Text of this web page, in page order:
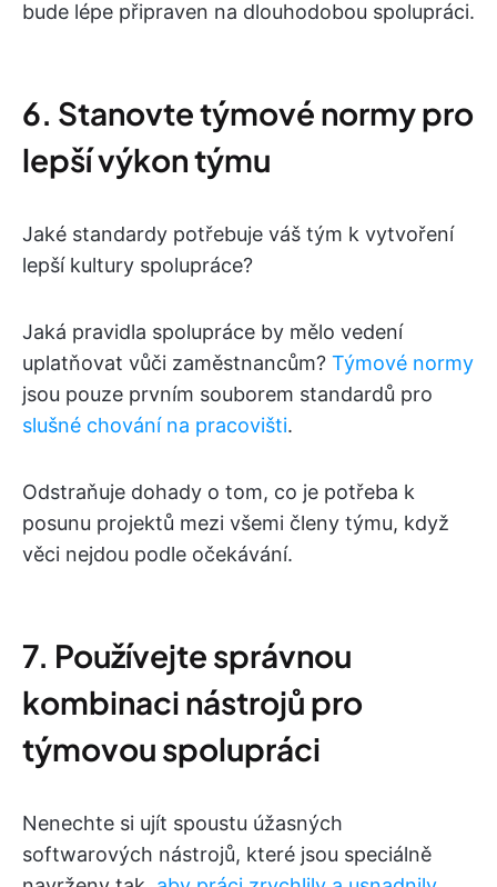
bude lépe připraven na dlouhodobou spolupráci.
6. Stanovte týmové normy pro
lepší výkon týmu
Jaké standardy potřebuje váš tým k vytvoření
lepší kultury spolupráce?
Jaká pravidla spolupráce by mělo vedení
uplatňovat vůči zaměstnancům? Týmové normy
jsou pouze prvním souborem standardů pro
slušné chování na pracovišti.
Odstraňuje dohady o tom, co je potřeba k
posunu projektů mezi všemi členy týmu, když
věci nejdou podle očekávání.
7. Používejte správnou
kombinaci nástrojů pro
týmovou spolupráci
Nenechte si ujít spoustu úžasných
softwarových nástrojů, které jsou speciálně